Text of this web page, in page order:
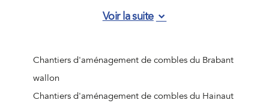
Chantiers d'aménagement de combles de Jemeppe-sur-
Chantiers d'aménagement de combles d'Ougrée
Chantiers d'aménagement de combles de Vottem
Chantiers d'aménagement de combles de Nandrin
Voir la suite
Chantiers d'aménagement de combles du Brabant
wallon
Chantiers d'aménagement de combles du Hainaut